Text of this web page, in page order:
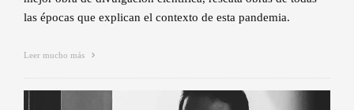
las épocas que explican el contexto de esta pandemia.
Leer mucho más